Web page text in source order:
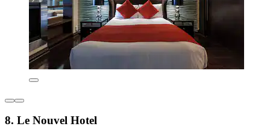
8. Le Nouvel Hotel